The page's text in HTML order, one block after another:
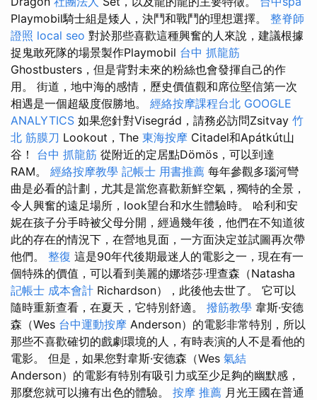
Playmobil騎士組是矮人，決鬥和戰鬥的理想選擇。 整脊師
證照 local seo 對於那些喜歡這種興奮的人來說，建議根據
捉鬼敢死隊的場景製作Playmobil 台中 抓龍筋
Ghostbusters，但是背對未來的粉絲也會發揮自己的作
用。 街道，地中海的感情，歷史價值觀和席位堅信第一次
相遇是一個超級度假勝地。 經絡按摩課程台北 GOOGLE
ANALYTICS 如果您針對Visegrád，請務必訪問Zsitvay 竹
北 筋膜刀 Lookout，The 東海按摩 Citadel和Apátkút山
谷！ 台中 抓龍筋 從附近的定居點Dömös，可以到達
RAM。 經絡按摩教學 記帳士 用書推薦 每年參觀多瑙河彎
曲是必看的計劃，尤其是當您喜歡新鮮空氣，獨特的全景，
令人興奮的遠足場所，look望台和水生體驗時。 哈利和安
妮在孩子分手時被父母分開，經過幾年後，他們在不知道彼
此的存在的情況下，在營地見面，一方面決定並試圖再次帶
他們。 整復 這是90年代後期最迷人的電影之一，現在有一
個特殊的價值，可以看到美麗的娜塔莎·理查森（Natasha
記帳士 成本會計 Richardson），此後他去世了。 它可以
隨時重新查看，在夏天，它特別舒適。 撥筋教學 韋斯·安德
森（Wes 台中運動按摩 Anderson）的電影非常特別，所以
那些不喜歡確切的戲劇環境的人，有時表演的人不是看他的
電影。 但是，如果您對韋斯·安德森（Wes 氣結
Anderson）的電影有特別有吸引力或至少足夠的幽默感，
那麼您就可以擁有出色的體驗。 按摩 推薦 月光王國在普通